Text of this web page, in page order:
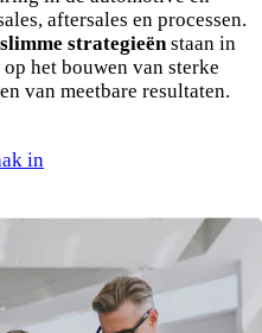
aftersales en processen.
strategieënstaan in
het bouwen van sterke
van meetbare resultaten.
in